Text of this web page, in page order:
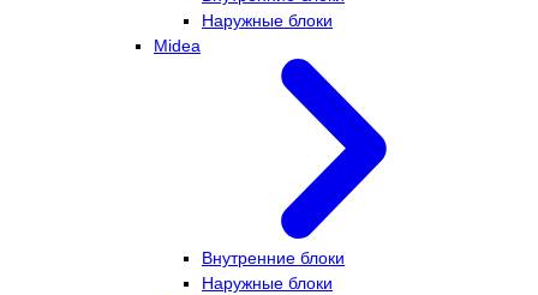
Наружные блоки
Midea
Внутренние блоки
Наружные блоки